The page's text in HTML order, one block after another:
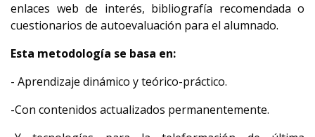
enlaces web de interés, bibliografía recomendada o
cuestionarios de autoevaluación para el alumnado.
Esta metodología se basa en:
- Aprendizaje dinámico y teórico-práctico.
-Con contenidos actualizados permanentemente.